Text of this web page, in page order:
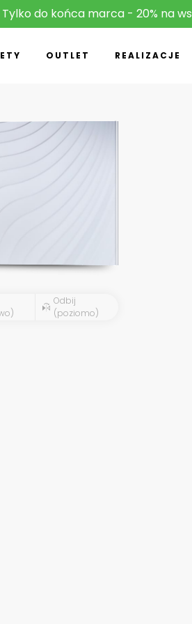
Tylko do końca marca - 20% na
OUTLET REALIZACJE
Odbij
(poziomo)